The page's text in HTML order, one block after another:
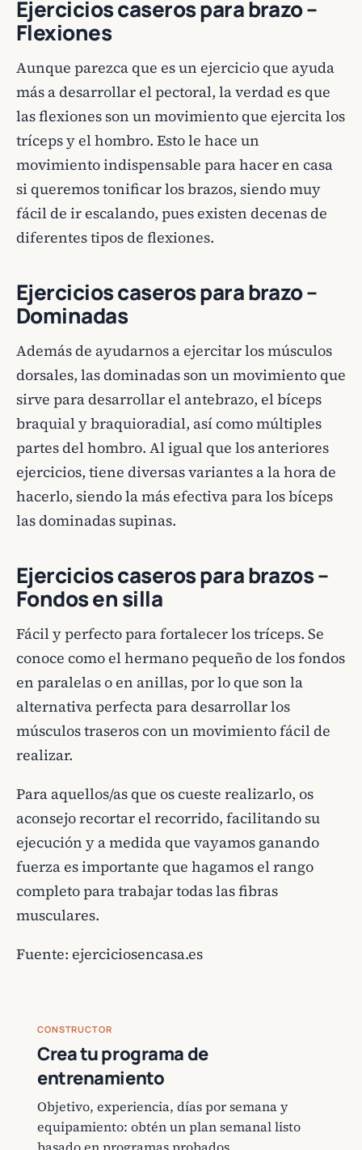
Ejercicios caseros para brazo –
Flexiones
Aunque parezca que es un ejercicio que ayuda
más a desarrollar el pectoral, la verdad es que
las flexiones son un movimiento que ejercita los
tríceps y el hombro. Esto le hace un
movimiento indispensable para hacer en casa
si queremos tonificar los brazos, siendo muy
fácil de ir escalando, pues existen decenas de
diferentes tipos de flexiones.
Ejercicios caseros para brazo –
Dominadas
Además de ayudarnos a ejercitar los músculos
dorsales, las dominadas son un movimiento que
sirve para desarrollar el antebrazo, el bíceps
braquial y braquioradial, así como múltiples
partes del hombro. Al igual que los anteriores
ejercicios, tiene diversas variantes a la hora de
hacerlo, siendo la más efectiva para los bíceps
las dominadas supinas.
Ejercicios caseros para brazos –
Fondos en silla
Fácil y perfecto para fortalecer los tríceps. Se
conoce como el hermano pequeño de los fondos
en paralelas o en anillas, por lo que son la
alternativa perfecta para desarrollar los
músculos traseros con un movimiento fácil de
realizar.
Para aquellos/as que os cueste realizarlo, os
aconsejo recortar el recorrido, facilitando su
ejecución y a medida que vayamos ganando
fuerza es importante que hagamos el rango
completo para trabajar todas las fibras
musculares.
Fuente: ejerciciosencasa.es
CONSTRUCTOR
Crea tu programa de
entrenamiento
Objetivo, experiencia, días por semana y
equipamiento: obtén un plan semanal listo